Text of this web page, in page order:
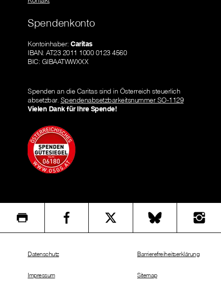
Spendenkonto
Kontoinhaber: Caritas
IBAN: AT23 2011 1000 0123 4560
BIC: GIBAATWWXXX
Spenden an die Caritas sind in Österreich steuerlich
absetzbar. Spendenabsetzbarkeitsnummer SO-1129
Vielen Dank für Ihre Spende!
Datenschutz
Impressum
Barrierefreiheitserklärung
Sitemap